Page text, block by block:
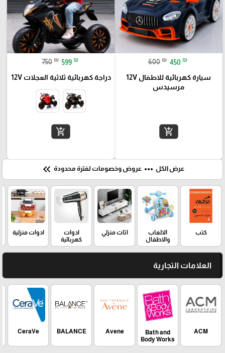
600 ₪ 450 ₪
سيارة كهربائية للاطفال 12V
مرسيدس
add_shopping_cart
750 ₪ 599 ₪
دراجة كهربائية ثلاثية العجلات 12V
add_shopping_cart
عرض الكل more_horiz عروض وخصومات لفترة محدودة keyboard_double_arrow_left
كتب
الالعاب
والاطفال
اثاث منزلي
ادوات
كهربائية
ادوات منزلية
العلامات التجارية
ACM
Bath and
Body Works
Avene
BALANCE
CeraVe